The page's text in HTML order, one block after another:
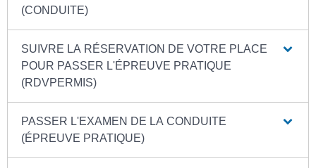
(CONDUITE)
SUIVRE LA RÉSERVATION DE VOTRE PLACE
POUR PASSER L'ÉPREUVE PRATIQUE
(RDVPERMIS)
PASSER L'EXAMEN DE LA CONDUITE
(ÉPREUVE PRATIQUE)